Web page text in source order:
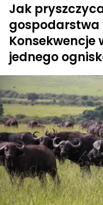
Jak
gospodarstwa
Konsekwencje
jednego